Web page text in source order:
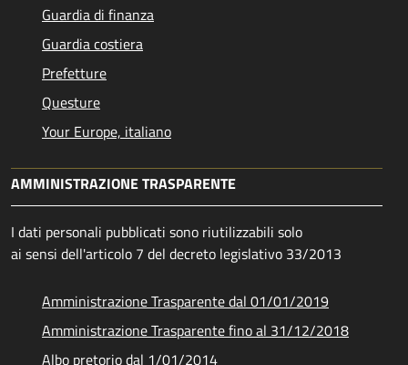
Guardia di finanza
Guardia costiera
Prefetture
Questure
Your Europe, italiano
AMMINISTRAZIONE TRASPARENTE
I dati personali pubblicati sono riutilizzabili solo
ai sensi dell'articolo 7 del decreto legislativo 33/2013
Amministrazione Trasparente dal 01/01/2019
Amministrazione Trasparente fino al 31/12/2018
Albo pretorio dal 1/01/2014